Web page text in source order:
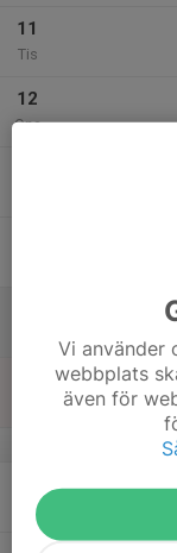
11
Tis
12
Ons
Mån
Vi använder
webbplats
även för